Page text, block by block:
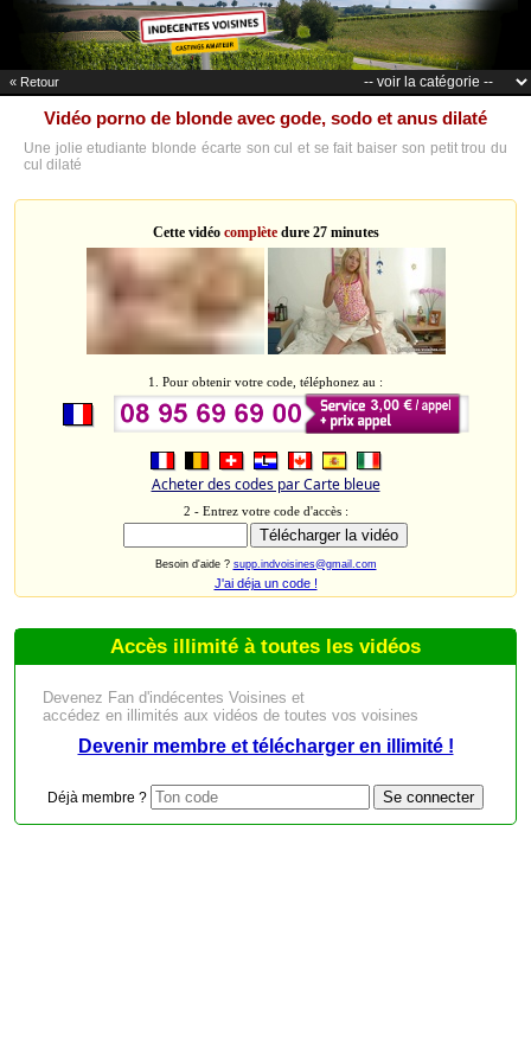
« Retour
Vidéo porno de blonde avec gode, sodo et anus dilaté
Une jolie etudiante blonde écarte son cul et se fait baiser son petit trou du
cul dilaté
Cette vidéo complètedure 27 minutes
1. Pour obtenir votre code, téléphonez au :
Acheter des codes par Carte bleue
2 - Entrez votre code d'accès :
Besoin d'aide ? supp.indvoisines@gmail.com
J'ai déja un code !
Accès illimité à toutes les vidéos
Devenez Fan d'indécentes Voisines et
accédez en illimités aux vidéos de toutes vos voisines
Devenir membre et télécharger en illimité !
Déjà membre ?